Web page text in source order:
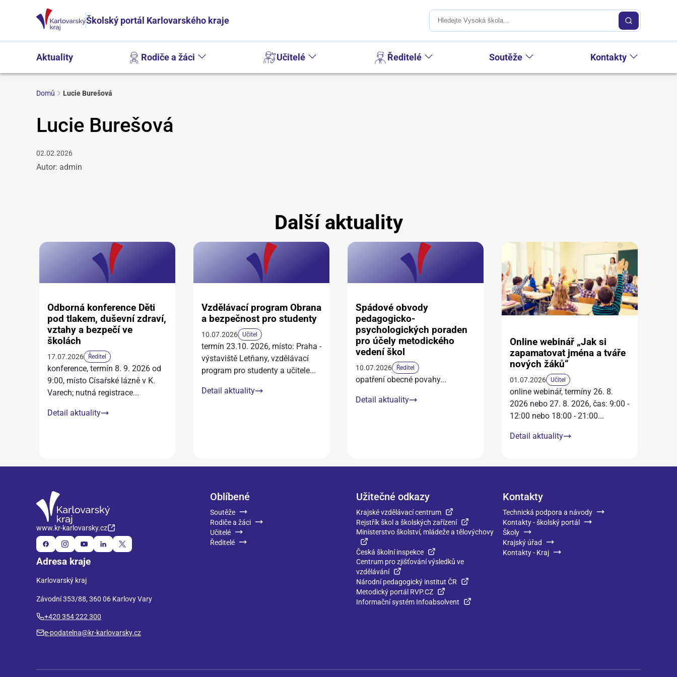
Školský portál Karlovarského kraje
Aktuality Rodiče a žáci Učitelé Ředitelé Soutěže Kontakty
Domů Lucie Burešová
Lucie Burešová
02.02.2026
Autor: admin
Další aktuality
Odborná konference Děti
pod tlakem, duševní zdraví,
vztahy a bezpečí ve
školách
17.07.2026 Ředitel
konference, termín 8. 9. 2026 od
9:00, místo Císařské lázně v K.
Varech; nutná registrace...
Detail aktuality
Vzdělávací program Obrana
a bezpečnost pro studenty
10.07.2026 Učitel
termín 23.10. 2026, místo: Praha -
výstaviště Letňany, vzdělávací
program pro studenty a učitele...
Detail aktuality
Spádové obvody
pedagogicko-
psychologických poraden
pro účely metodického
vedení škol
10.07.2026 Ředitel
opatření obecné povahy...
Detail aktuality
Online webinář „Jak si
zapamatovat jména a tváře
nových žáků“
01.07.2026 Učitel
online webinář, termíny 26. 8.
2026 nebo 27. 8. 2026, čas: 9:00 -
12:00 nebo 18:00 - 21:00...
Detail aktuality
www.kr-karlovarsky.cz
Adresa kraje
Karlovarský kraj
Závodní 353/88, 360 06 Karlovy Vary
+420 354 222 300
e-podatelna@kr-karlovarsky.cz
Oblíbené
Soutěže
Rodiče a žáci
Učitelé
Ředitelé
Užitečné odkazy
Krajské vzdělávací centrum
Rejstřík škol a školských zařízení
Ministerstvo školství, mládeže a tělovýchovy
Česká školní inspekce
Centrum pro zjišťování výsledků ve
vzdělávání
Národní pedagogický institut ČR
Metodický portál RVP.CZ
Informační systém Infoabsolvent
Kontakty
Technická podpora a návody
Kontakty - školský portál
Školy
Krajský úřad
Kontakty - Kraj